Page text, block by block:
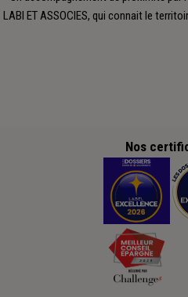
LABI ET ASSOCIES, qui connait le
Nos